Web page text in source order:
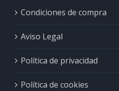
Condiciones de compra
Aviso Legal
Política de privacidad
Política de cookies